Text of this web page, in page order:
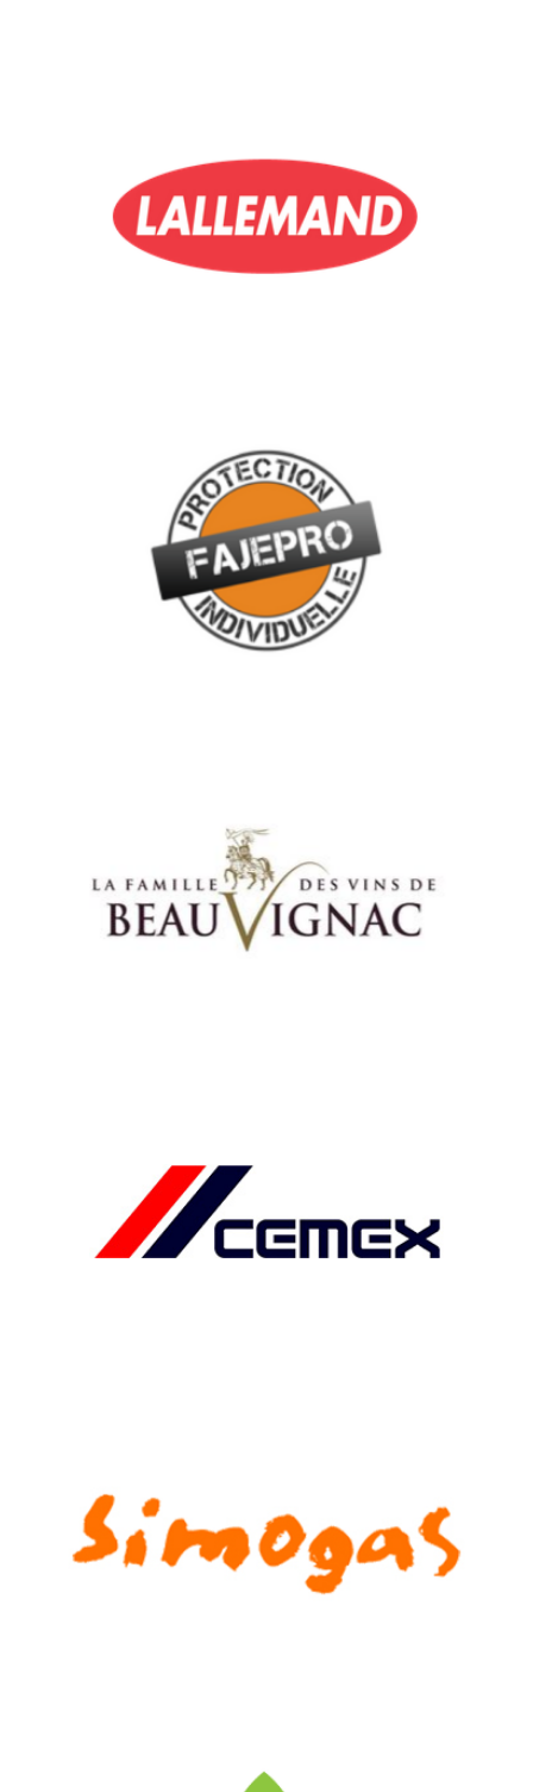
LALLEMAND, LOGISTIQUE INDUSTRIELLE
Denjean Logistique prend en charge la logistique du Leader
mondial dans le développement, la production et la mise en
marché de levures, bactéries et ingrédients dérivés.
FAJEPRO, LOGISTIQUE DISTRIBUTION
Fajepro, spécialiste des vêtements de travail et de la protection
des salariés, fait confiance à Denjean Logistique.
ALIMENTAIRE
Denjean Logistique accompagne le développement de la
marque phare Beauvignac, grâce à son savoir-faire dans le
stockage et la logistique du vin.
CEMEX, LOGISTIQUE INDUSTRIELLE
Denjean Logistique imagine des solutions innovantes pour la
logistique des adjuvants et le pilotage des transports.
SIMOGAS, LOGISTIQUE E-COMMERCE
La vente des planchas espagnoles en France passe désormais
par Denjean Logistique.